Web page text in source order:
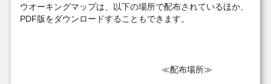
ウオーキングマップは、以下の場所で配布されているほか、
PDF版をダウンロードすることもできます。
≪配布場所≫